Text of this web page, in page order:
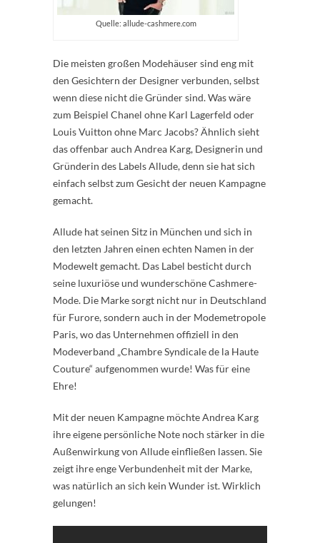
Quelle: allude-cashmere.com
Die meisten großen Modehäuser sind eng mit
den Gesichtern der Designer verbunden, selbst
wenn diese nicht die Gründer sind. Was wäre
zum Beispiel Chanel ohne Karl Lagerfeld oder
Louis Vuitton ohne Marc Jacobs? Ähnlich sieht
das offenbar auch Andrea Karg, Designerin und
Gründerin des Labels Allude, denn sie hat sich
einfach selbst zum Gesicht der neuen Kampagne
gemacht.
Allude hat seinen Sitz in München und sich in
den letzten Jahren einen echten Namen in der
Modewelt gemacht. Das Label besticht durch
seine luxuriöse und wunderschöne Cashmere-
Mode. Die Marke sorgt nicht nur in Deutschland
für Furore, sondern auch in der Modemetropole
Paris, wo das Unternehmen offiziell in den
Modeverband „Chambre Syndicale de la Haute
Couture“ aufgenommen wurde! Was für eine
Ehre!
Mit der neuen Kampagne möchte Andrea Karg
ihre eigene persönliche Note noch stärker in die
Außenwirkung von Allude einfließen lassen. Sie
zeigt ihre enge Verbundenheit mit der Marke,
was natürlich an sich kein Wunder ist. Wirklich
gelungen!